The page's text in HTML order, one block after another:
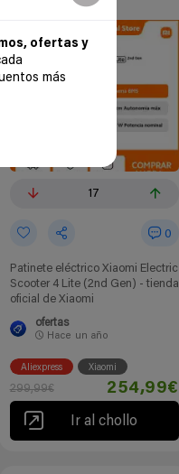
ofertas y
más
17
0
Patinete eléctrico Xiaomi Electric
Scooter 4 Lite (2nd Gen) - tienda
oficial de Xiaomi
ofertas
Hace un año
Aliexpress Xiaomi
299,99€ 254,99€
Ir al chollo